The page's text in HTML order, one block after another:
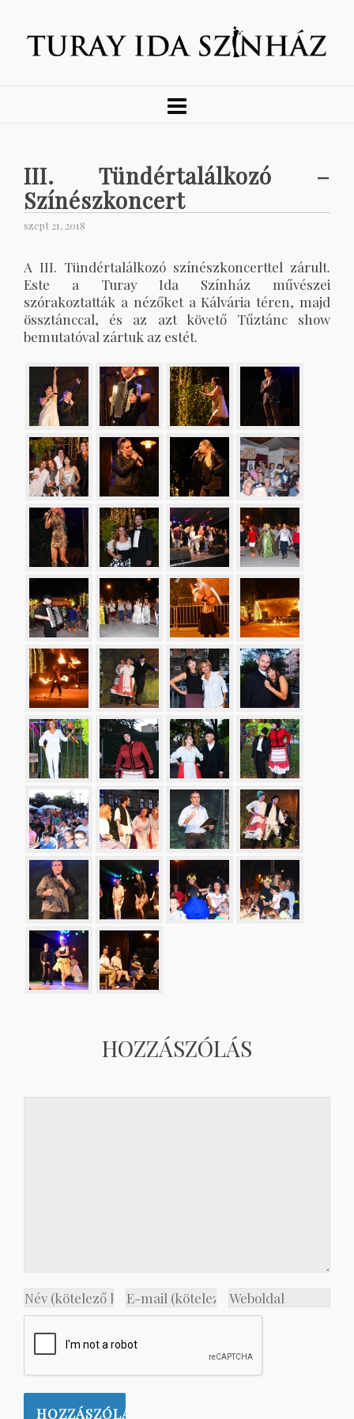
III. Tündértalálkozó –
Színészkoncert
szept 21, 2018
A III. Tündértalálkozó színészkoncerttel zárult.
Este a Turay Ida Színház művészei
szórakoztatták a nézőket a Kálvária téren, majd
össztánccal, és az azt követő Tűztánc show
bemutatóval zártuk az estét.
HOZZÁSZÓLÁS